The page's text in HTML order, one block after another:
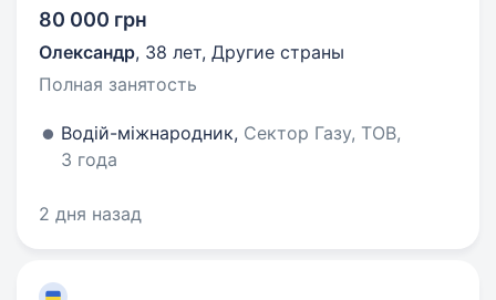
80 000 грн
Олександр, 38 лет, Другие страны
Полная занятость
Водій-міжнародник, Сектор Газу, ТОВ,
3 года
2 дня назад